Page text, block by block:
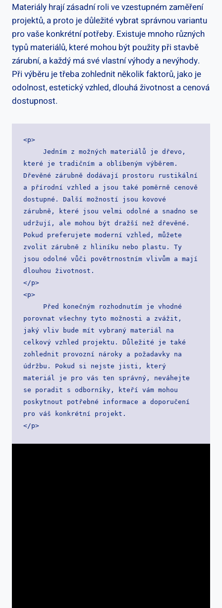
Materiály hrají zásadní roli ve vzestupném zaměření
projektů, a proto je důležité vybrat správnou variantu
pro vaše konkrétní potřeby. Existuje mnoho různých
typů materiálů, které mohou být použity při stavbě
zárubní, a každý má své vlastní výhody a nevýhody.
Při výběru je třeba zohlednit několik faktorů, jako je
odolnost, estetický vzhled, dlouhá životnost a cenová
dostupnost.
<p>
které je tradičním a oblíbeným výběrem.
Dřevěné zárubně dodávají prostoru rustikální
a přírodní vzhled a jsou také poměrně cenově
dostupné. Další možností jsou kovové
zárubně, které jsou velmi odolné a snadno se
udržují, ale mohou být dražší než dřevěné.
Pokud preferujete moderní vzhled, můžete
zvolit zárubně z hliníku nebo plastu. Ty
jsou odolné vůči povětrnostním vlivům a mají
dlouhou životnost.
</p>
<p>
porovnat všechny tyto možnosti a zvážit,
jaký vliv bude mít vybraný materiál na
celkový vzhled projektu. Důležité je také
zohlednit provozní nároky a požadavky na
údržbu. Pokud si nejste jisti, který
materiál je pro vás ten správný, neváhejte
se poradit s odborníky, kteří vám mohou
poskytnout potřebné informace a doporučení
pro váš konkrétní projekt.
</p>